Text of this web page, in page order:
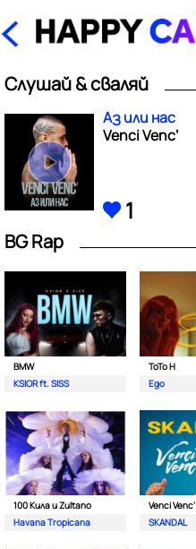
Слушай & сваляй
Аз или нас
Venci Venc’
1
BG Rap
BMW
KSIOR ft. SISS
ToTo H
Ego
100 Кила и Zultano
Havana Tropicana
Venci Venc'
SKANDAL